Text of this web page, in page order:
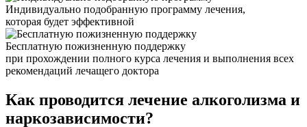
Индивидуально подобранную программу лечения,
которая будет эффективной
Бесплатную пожизненную поддержку
при прохождении полного курса лечения и выполнения всех
рекомендаций лечащего доктора
Как проводится лечение алкоголизма и
наркозависимости?